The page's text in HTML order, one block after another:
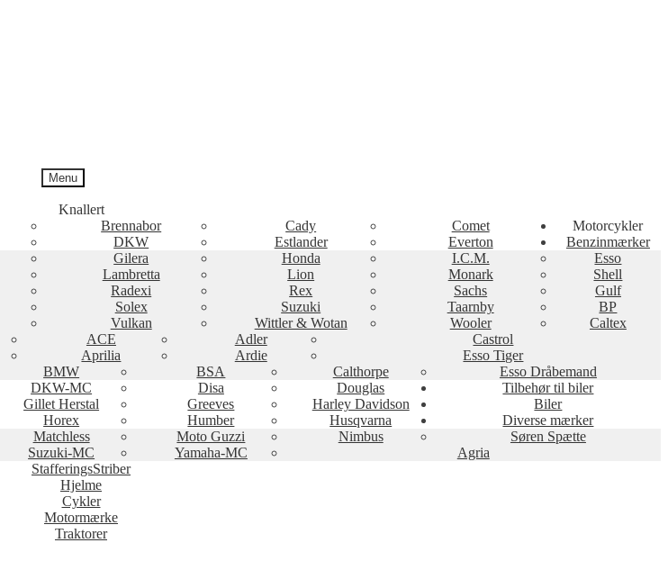
Menu
Knallert
Brennabor Cady
Comet
DKW Estlander
Everton
Gilera Honda
I.C.M.
Lambretta Lion
Monark
Radexi Rex
Sachs
Solex Suzuki
Taarnby
Vulkan Wittler & Wotan
Wooler
Motorcykler
ACE
Adler
Aprilia
Ardie
BMW BSA
Calthorpe
DKW-MC Disa
Douglas
Gillet Herstal Greeves
Harley Davidson
Horex Humber
Husqvarna
Matchless Moto Guzzi
Nimbus
Suzuki-MC Yamaha-MC
Benzinmærker
Esso
Shell
Gulf
BP
Caltex
Castrol
Esso Tiger
Esso Dråbemand
Tilbehør til biler
Biler
Diverse mærker
Søren Spætte
Agria
StafferingsStriber
Hjelme
Cykler
Motormærke
Traktorer